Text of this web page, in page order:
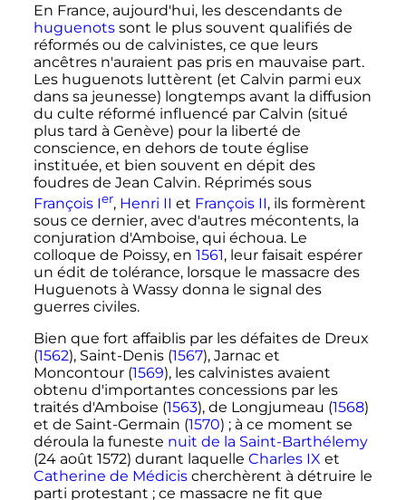
En France, aujourd'hui, les descendants de
huguenotssont le plus souvent qualifiés de
réformés ou de calvinistes, ce que leurs
ancêtres n'auraient pas pris en mauvaise part.
Les huguenots luttèrent (et Calvin parmi eux
dans sa jeunesse) longtemps avant la diffusion
du culte réformé influencé par Calvin (situé
plus tard à Genève) pour la liberté de
conscience, en dehors de toute église
instituée, et bien souvent en dépit des
foudres de Jean Calvin. Réprimés sous
François Ier, Henri II et François II, ils formèrent
sous ce dernier, avec d'autres mécontents, la
conjuration d'Amboise, qui échoua. Le
colloque de Poissy, en 1561, leur faisait espérer
un édit de tolérance, lorsque le massacre des
Huguenots à Wassy donna le signal des
guerres civiles.
Bien que fort affaiblis par les défaites de Dreux
(1562), Saint-Denis (1567), Jarnac et
Moncontour (1569), les calvinistes avaient
obtenu d'importantes concessions par les
traités d'Amboise (1563), de Longjumeau (1568)
et de Saint-Germain (1570) ; à ce moment se
déroula la funeste nuit de la Saint-Barthélemy
(24 août 1572) durant laquelle Charles IX et
Catherine de Médicischerchèrent à détruire le
parti protestant ; ce massacre ne fit que